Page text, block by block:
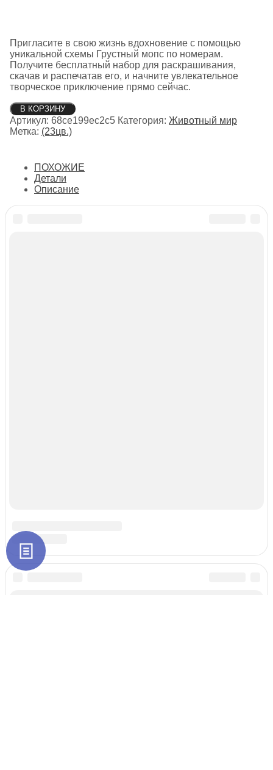
Пригласите в свою жизнь вдохновение с помощью
уникальной схемы Грустный мопс по номерам.
Получите бесплатный набор для раскрашивания,
скачав и распечатав его, и начните увлекательное
творческое приключение прямо сейчас.
Количество
товара
Грустный
В КОРЗИНУ
Артикул: 68ce199ec2c5 Категория: Животный мир
Метка: (23цв.)
ПОХОЖИЕ
Детали
Описание